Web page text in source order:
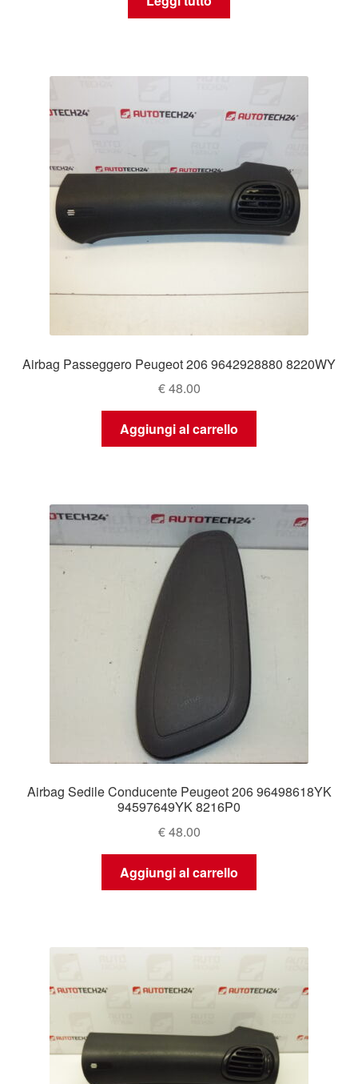
Airbag Passeggero Peugeot 206 9642928880 8220WY
€48.00
Aggiungi al carrello
Airbag Sedile Conducente Peugeot 206 96498618YK
94597649YK 8216P0
€48.00
Aggiungi al carrello